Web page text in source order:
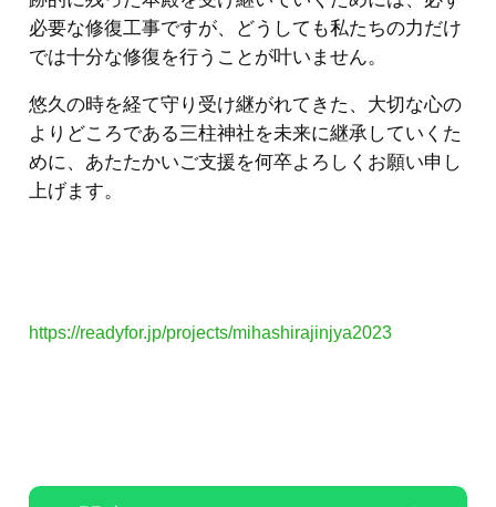
必要な修復工事ですが、どうしても私たちの力だけ
では十分な修復を行うことが叶いません。
悠久の時を経て守り受け継がれてきた、大切な心の
よりどころである三柱神社を未来に継承していくた
めに、あたたかいご支援を何卒よろしくお願い申し
上げます。
https://readyfor.jp/projects/mihashirajinjya2023